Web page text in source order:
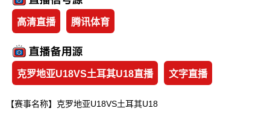
高清直播 腾讯体育
克罗地亚U18VS土耳其U18直播 文字直播
【赛事名称】克罗地亚U18VS土耳其U18